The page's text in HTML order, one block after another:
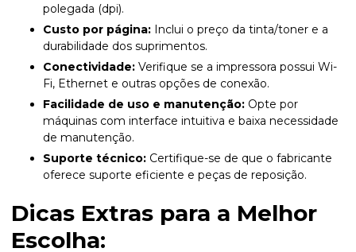
polegada (dpi).
Custo por página: Inclui o preço da tinta/toner e a
durabilidade dos suprimentos.
Conectividade: Verifique se a impressora possui Wi-
Fi, Ethernet e outras opções de conexão.
Facilidade de uso e manutenção: Opte por
máquinas com interface intuitiva e baixa necessidade
de manutenção.
Suporte técnico: Certifique-se de que o fabricante
oferece suporte eficiente e peças de reposição.
Dicas Extras para a Melhor
Escolha: